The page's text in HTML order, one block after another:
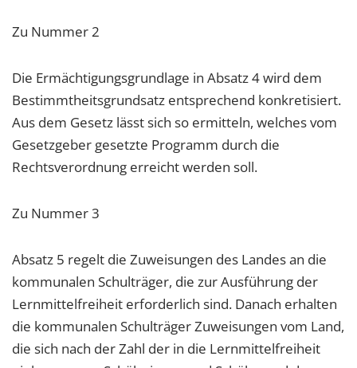
Zu Nummer 2
Die Ermächtigungsgrundlage in Absatz 4 wird dem
Bestimmtheitsgrundsatz entsprechend konkretisiert.
Aus dem Gesetz lässt sich so ermitteln, welches vom
Gesetzgeber gesetzte Programm durch die
Rechtsverordnung erreicht werden soll.
Zu Nummer 3
Absatz 5 regelt die Zuweisungen des Landes an die
kommunalen Schulträger, die zur Ausführung der
Lernmittelfreiheit erforderlich sind. Danach erhalten
die kommunalen Schulträger Zuweisungen vom Land,
die sich nach der Zahl der in die Lernmittelfreiheit